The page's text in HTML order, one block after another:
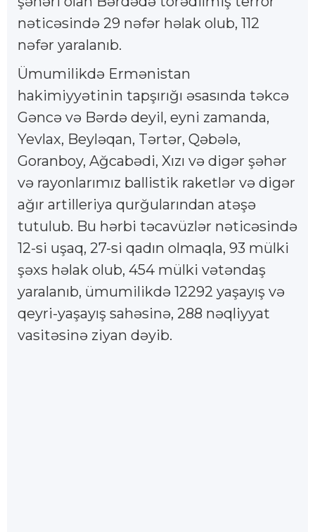
nəticəsində 29 nəfər həlak olub, 112
nəfər yaralanıb.
Ümumilikdə Ermənistan
hakimiyyətinin tapşırığı əsasında təkcə
Gəncə və Bərdə deyil, eyni zamanda,
Yevlax, Beyləqan, Tərtər, Qəbələ,
Goranboy, Ağcabədi, Xızı və digər şəhər
və rayonlarımız ballistik raketlər və digər
ağır artilleriya qurğularından atəşə
tutulub. Bu hərbi təcavüzlər nəticəsində
12-si uşaq, 27-si qadın olmaqla, 93 mülki
şəxs həlak olub, 454 mülki vətəndaş
yaralanıb, ümumilikdə 12292 yaşayış və
qeyri-yaşayış sahəsinə, 288 nəqliyyat
vasitəsinə ziyan dəyib.